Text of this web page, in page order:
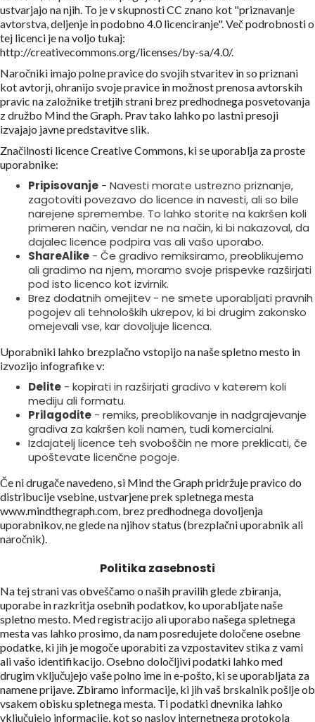
ustvarjajo na njih. To je v skupnosti CC znano kot "priznavanje
avtorstva, deljenje in podobno 4.0 licenciranje". Več podrobnosti o
tej licenci je na voljo tukaj:
http://creativecommons.org/licenses/by-sa/4.0/.
Naročniki imajo polne pravice do svojih stvaritev in so priznani
kot avtorji, ohranijo svoje pravice in možnost prenosa avtorskih
pravic na založnike tretjih strani brez predhodnega posvetovanja
z družbo Mind the Graph. Prav tako lahko po lastni presoji
izvajajo javne predstavitve slik.
Značilnosti licence Creative Commons, ki se uporablja za proste
uporabnike:
Pripisovanje - Navesti morate ustrezno priznanje,
zagotoviti povezavo do licence in navesti, ali so bile
narejene spremembe. To lahko storite na kakršen koli
primeren način, vendar ne na način, ki bi nakazoval, da
dajalec licence podpira vas ali vašo uporabo.
ShareAlike - Če gradivo remiksiramo, preoblikujemo
ali gradimo na njem, moramo svoje prispevke razširjati
pod isto licenco kot izvirnik.
Brez dodatnih omejitev - ne smete uporabljati pravnih
pogojev ali tehnoloških ukrepov, ki bi drugim zakonsko
omejevali vse, kar dovoljuje licenca.
Uporabniki lahko brezplačno vstopijo na naše spletno mesto in
izvozijo infografike v:
Delite - kopirati in razširjati gradivo v katerem koli
mediju ali formatu.
Prilagodite - remiks, preoblikovanje in nadgrajevanje
gradiva za kakršen koli namen, tudi komercialni.
Izdajatelj licence teh svoboščin ne more preklicati, če
upoštevate licenčne pogoje.
Če ni drugače navedeno, si Mind the Graph pridržuje pravico do
distribucije vsebine, ustvarjene prek spletnega mesta
www.mindthegraph.com, brez predhodnega dovoljenja
uporabnikov, ne glede na njihov status (brezplačni uporabnik ali
naročnik).
Politika zasebnosti
Na tej strani vas obveščamo o naših pravilih glede zbiranja,
uporabe in razkritja osebnih podatkov, ko uporabljate naše
spletno mesto. Med registracijo ali uporabo našega spletnega
mesta vas lahko prosimo, da nam posredujete določene osebne
podatke, ki jih je mogoče uporabiti za vzpostavitev stika z vami
ali vašo identifikacijo. Osebno določljivi podatki lahko med
drugim vključujejo vaše polno ime in e-pošto, ki se uporabljata za
namene prijave. Zbiramo informacije, ki jih vaš brskalnik pošlje ob
vsakem obisku spletnega mesta. Ti podatki dnevnika lahko
vključujejo informacije, kot so naslov internetnega protokola